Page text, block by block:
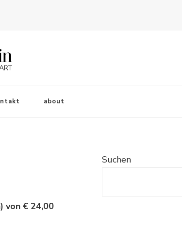
about
von € 24,00
Suchen